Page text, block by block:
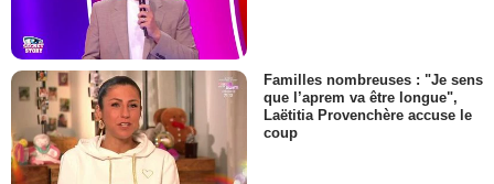
Familles nombreuses : "Je sens
que l’aprem va être longue",
Laëtitia Provenchère accuse le
coup